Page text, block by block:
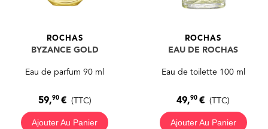
ROCHAS
BYZANCE GOLD
Eau de parfum 90 ml
59,90 € (TTC)
Ajouter Au Panier
ROCHAS
EAU DE ROCHAS
Eau de toilette 100 ml
49,90€ (TTC)
Ajouter Au Panier